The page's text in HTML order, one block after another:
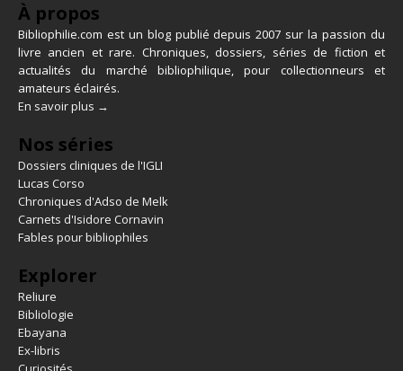
À propos
Bibliophilie.com est un blog publié depuis 2007 sur la passion du
livre ancien et rare. Chroniques, dossiers, séries de fiction et
actualités du marché bibliophilique, pour collectionneurs et
amateurs éclairés.
En savoir plus →
Nos séries
Dossiers cliniques de l'IGLI
Lucas Corso
Chroniques d'Adso de Melk
Carnets d'Isidore Cornavin
Fables pour bibliophiles
Explorer
Reliure
Bibliologie
Ebayana
Ex-libris